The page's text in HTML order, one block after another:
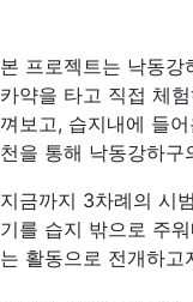
본 프로젝트는 낙동강
카약을 타고 직접 체
껴보고, 습지내에 들
천을 통해 낙동강하구
지금까지 3차례의 시
기를 습지 밖으로 주
는 활동으로 전개하고